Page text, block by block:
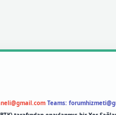
Teams: